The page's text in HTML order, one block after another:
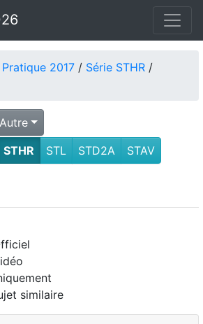
2017 / Série STHR /
Autre
STHR STL STD2A
STAV
similaire